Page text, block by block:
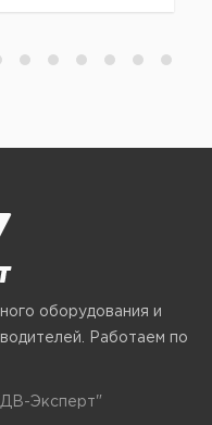
оборудования и
Работаем по
Эксперт"